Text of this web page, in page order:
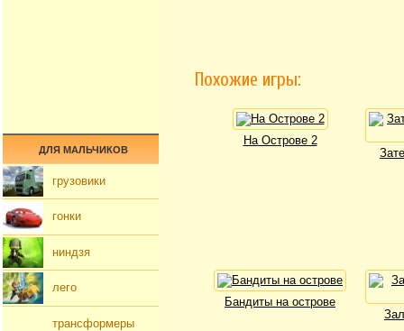
Похожие игры:
На Острове 2
Бандиты на острове
ДЛЯ МАЛЬЧИКОВ
грузовики
гонки
ниндзя
лего
трансформеры